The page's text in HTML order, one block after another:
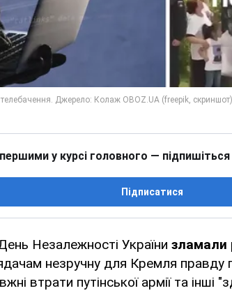
у курсі головного —
Підписатися
Незалежності України зламали
незручну для Кремля правду
втрати путінської армії та інші